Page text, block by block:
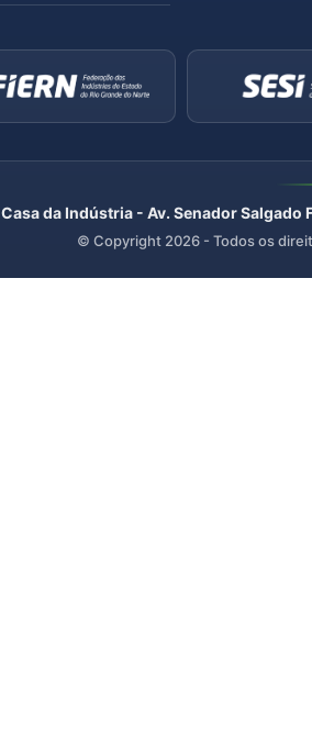
Casa da Indústria - Av. Senador
© Copyright 2026 - Todos os